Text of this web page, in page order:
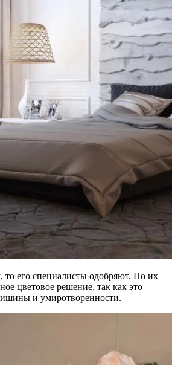
то его специалисты одобряют. По их
цветовое решение, так как это
и умиротворенности.